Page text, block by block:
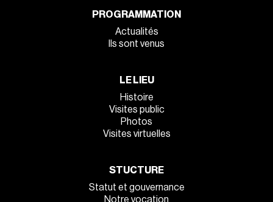
PROGRAMMATION
Actualités
Ils sont venus
LE LIEU
Histoire
Visites public
Photos
Visites virtuelles
STUCTURE
Statut et gouvernance
Notre vocation